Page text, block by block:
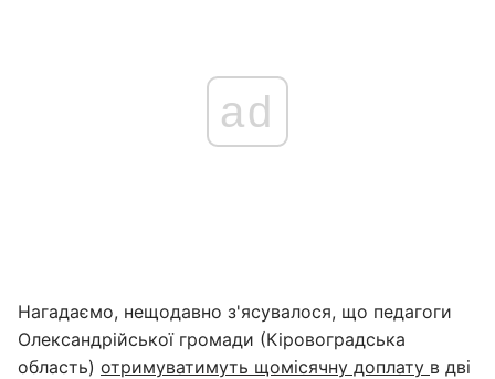
ad
Нагадаємо, нещодавно з'ясувалося, що педагоги
Олександрійської громади (Кіровоградська
область) отримуватимуть щомісячну доплату в дві